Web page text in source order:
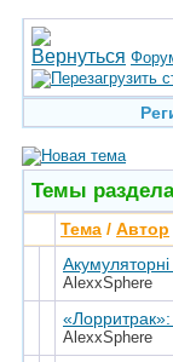
Темы раздела
Тема / Автор
AlexxSphere
AlexxSphere